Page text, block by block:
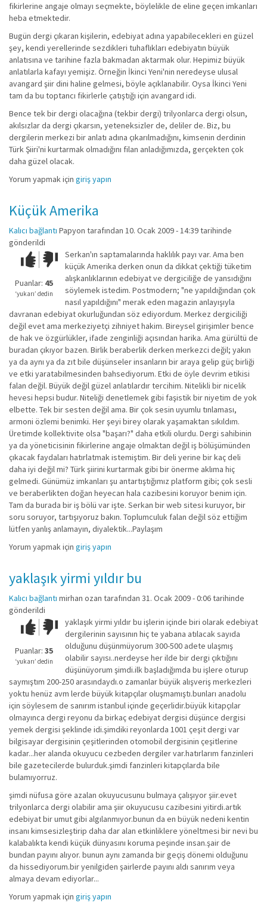
fikirlerine angaje olmayı seçmekte, böylelikle de eline geçen imkanları
heba etmektedir.
Bugün dergi çıkaran kişilerin, edebiyat adına yapabilecekleri en güzel
şey, kendi yerellerinde sezdikleri tuhaflıkları edebiyatın büyük
anlatısına ve tarihine fazla bakmadan aktarmak olur. Hepimiz büyük
anlatılarla kafayı yemişiz. Örneğin İkinci Yeni'nin neredeyse ulusal
avangard şiir dini haline gelmesi, böyle açıklanabilir. Oysa İkinci Yeni
tam da bu toptancı fikirlerle çatıştığı için avangard idi.
Bence tek bir dergi olacağına (tekbir dergi) trilyonlarca dergi olsun,
akılsızlar da dergi çıkarsın, yeteneksizler de, deliler de. Biz, bu
dergilerin merkezi bir anlatı adına çıkarılmadığını, kimsenin derdinin
Türk Şiiri'ni kurtarmak olmadığını filan anladığımızda, gerçekten çok
daha güzel olacak.
Yorum yapmak için giriş yapın
Küçük Amerika
Kalıcı bağlantı Papyon tarafından 10. Ocak 2009 - 14:39 tarihinde
gönderildi
Çok iyi!O
kadar
iyi
değil!
Puanlar: 45
‘yukarı’ dedin
Serkan'ın saptamalarında haklılık payı var. Ama ben
küçük Amerika derken onun da dikkat çektiği tüketim
alışkanlıklarının edebiyat ve dergiciliğe de yansıdığını
söylemek istedim. Postmodern; "ne yapıldığından çok
nasıl yapıldığını" merak eden magazin anlayışıyla
davranan edebiyat okurluğundan söz ediyordum. Merkez dergiciliği
değil evet ama merkeziyetçi zihniyet hakim. Bireysel girişimler bence
de hak ve özgürlükler, ifade zenginliği açısından harika. Ama gürültü de
buradan çıkıyor bazen. Birlik beraberlik derken merkezci değil; yakın
ya da aynı ya da zıt bile düşünseler insanların bir araya gelip güç birliği
ve etki yaratabilmesinden bahsediyorum. Etki de öyle devrim etikisi
falan değil. Büyük değil güzel anlatılardır tercihim. Nitelikli bir nicelik
hevesi hepsi budur. Niteliği denetlemek gibi faşistik bir niyetim de yok
elbette. Tek bir sesten değil ama. Bir çok sesin uyumlu tınlaması,
armoni özlemi benimki. Her şeyi birey olarak yaşamaktan sıkıldım.
Üretimde kollektivite olsa "başarı?" daha etkili olurdu. Dergi sahibinin
ya da yöneticisinin fikirlerine angaje olmaktan değil iş bölüşümünden
çıkacak faydaları hatırlatmak istemiştim. Bir deli yerine bir kaç deli
daha iyi değil mi? Türk şiirini kurtarmak gibi bir önerme aklıma hiç
gelmedi. Günümüz imkanları şu antartıştığımız platform gibi; çok sesli
ve beraberlikten doğan heyecan hala cazibesini koruyor benim için.
Tam da burada bir iş bölü var işte. Serkan bir web sitesi kuruyor, bir
soru soruyor, tartışıyoruz bakın. Toplumculuk falan değil söz ettiğim
lütfen yanlış anlamayın, diyalektik...Paylaşım
Yorum yapmak için giriş yapın
yaklaşık yirmi yıldır bu
Kalıcı bağlantı mirhan ozan tarafından 31. Ocak 2009 - 0:06 tarihinde
gönderildi
Çok iyi!O
kadar
iyi
değil!
Puanlar: 35
‘yukarı’ dedin
yaklaşık yirmi yıldır bu işlerin içinde biri olarak edebiyat
dergilerinin sayısının hiç te yabana atılacak sayıda
olduğunu düşünmüyorum 300-500 adete ulaşmış
olabilir sayısı..nerdeyse her ilde bir dergi çıktığını
düşünüyorum şimdi.ilk başladığımda bu işlere oturup
saymıştım 200-250 arasındaydı.o zamanlar büyük alışveriş merkezleri
yoktu henüz avm lerde büyük kitapçılar oluşmamıştı.bunları anadolu
için söylesem de sanırım istanbul içinde geçerlidir.büyük kitapçılar
olmayınca dergi reyonu da birkaç edebiyat dergisi düşünce dergisi
yemek dergisi şeklinde idi.şimdiki reyonlarda 1001 çeşit dergi var
bilgisayar dergisinin çeşitlerinden otomobil dergisinin çeşitlerine
kadar...her alanda okuyucu cezbeden dergiler var.hatırlarım fanzinleri
bile gazetecilerde bulurduk.şimdi fanzinleri kitapçılarda bile
bulamıyorruz.
şimdi nüfusa göre azalan okuyucusunu bulmaya çalışıyor şiir.evet
trilyonlarca dergi olabilir ama şiir okuyucusu cazibesini yitirdi.artık
edebiyat bir umut gibi algılanmıyor.bunun da en büyük nedeni kentin
insanı kimsesizleştirip daha dar alan etkinliklere yöneltmesi bir nevi bu
kalabalıkta kendi küçük dünyasını koruma peşinde insan.şair de
bundan payını alıyor. bunun aynı zamanda bir geçiş dönemi olduğunu
da hissediyorum.bir yenilgiden şairlerde payını aldı sanırım veya
almaya devam ediyorlar...
Yorum yapmak için giriş yapın